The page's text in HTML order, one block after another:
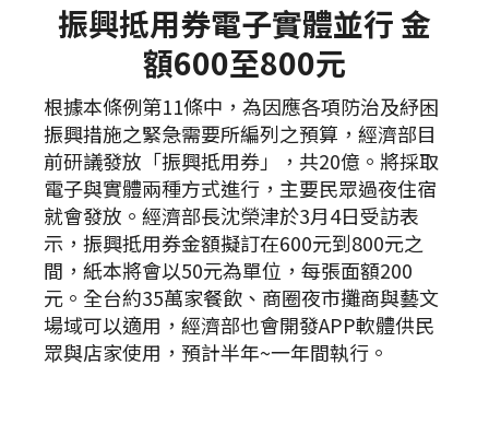
振興抵用券電子實體並行 金
額600至800元
根據本條例第11條中，為因應各項防治及紓困
振興措施之緊急需要所編列之預算，經濟部目
前研議發放「振興抵用券」，共20億。將採取
電子與實體兩種方式進行，主要民眾過夜住宿
就會發放。經濟部長沈榮津於3月4日受訪表
示，振興抵用券金額擬訂在600元到800元之
間，紙本將會以50元為單位，每張面額200
元。全台約35萬家餐飲、商圈夜市攤商與藝文
場域可以適用，經濟部也會開發APP軟體供民
眾與店家使用，預計半年~一年間執行。